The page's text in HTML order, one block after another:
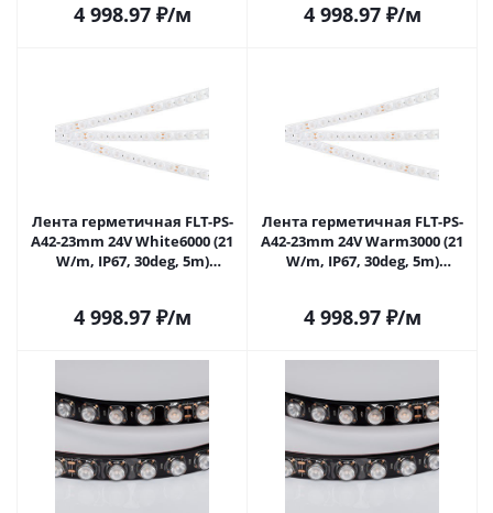
4 998.97₽/м 4 998.97₽/м
Лента герметичная FLT-PS-
A42-23mm 24V White6000 (21
W/m, IP67, 30deg, 5m)
4 998.97₽/м
Лента герметичная FLT-PS-
A42-23mm 24V Warm3000 (21
W/m, IP67, 30deg, 5m)
4 998.97₽/м